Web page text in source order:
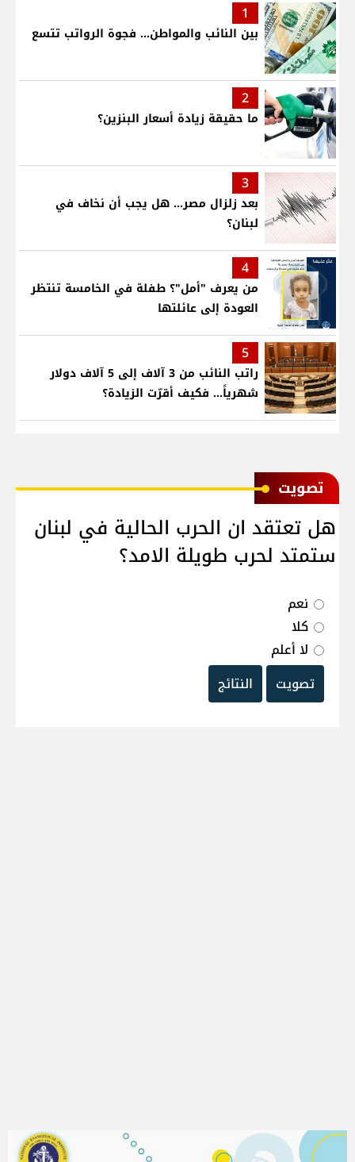
1
بين النائب والمواطن... فجوة الرواتب تتسع
2
ما حقيقة زيادة أسعار البنزين؟
3
بعد زلزال مصر... هل يجب أن نخاف في
لبنان؟
4
من يعرف "أمل"؟ طفلة في الخامسة تنتظر
العودة إلى عائلتها
5
راتب النائب من 3 آلاف إلى 5 آلاف دولار
شهرياً... فكيف أقرّت الزيادة؟
ﺗﺼﻮﻳﺖ
هل تعتقد ان الحرب الحالية في لبنان
ستمتد لحرب طويلة الامد؟
نعم
كلا
لا أعلم
تصويت
النتائج